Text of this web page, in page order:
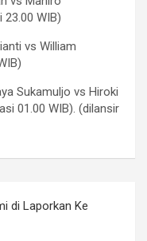
WIB)
vs William
Sukamuljo vs Hiroki
01.00 WIB). (dilansir
di Laporkan Ke